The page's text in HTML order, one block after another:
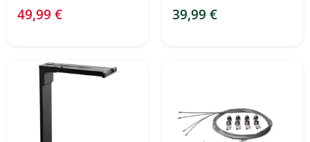
49,99 € 39,99 €